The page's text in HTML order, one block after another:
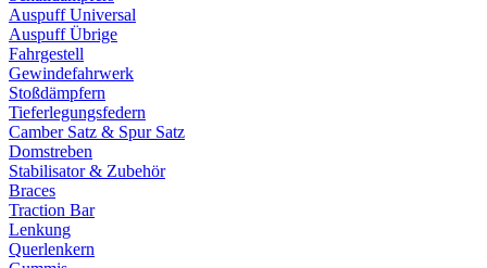
Auspuff Universal
Auspuff Übrige
Fahrgestell
Gewindefahrwerk
Stoßdämpfern
Tieferlegungsfedern
Camber Satz & Spur Satz
Domstreben
Stabilisator & Zubehör
Braces
Traction Bar
Lenkung
Querlenkern